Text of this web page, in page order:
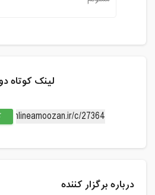
لینک کوتاه
درباره برگزار کننده